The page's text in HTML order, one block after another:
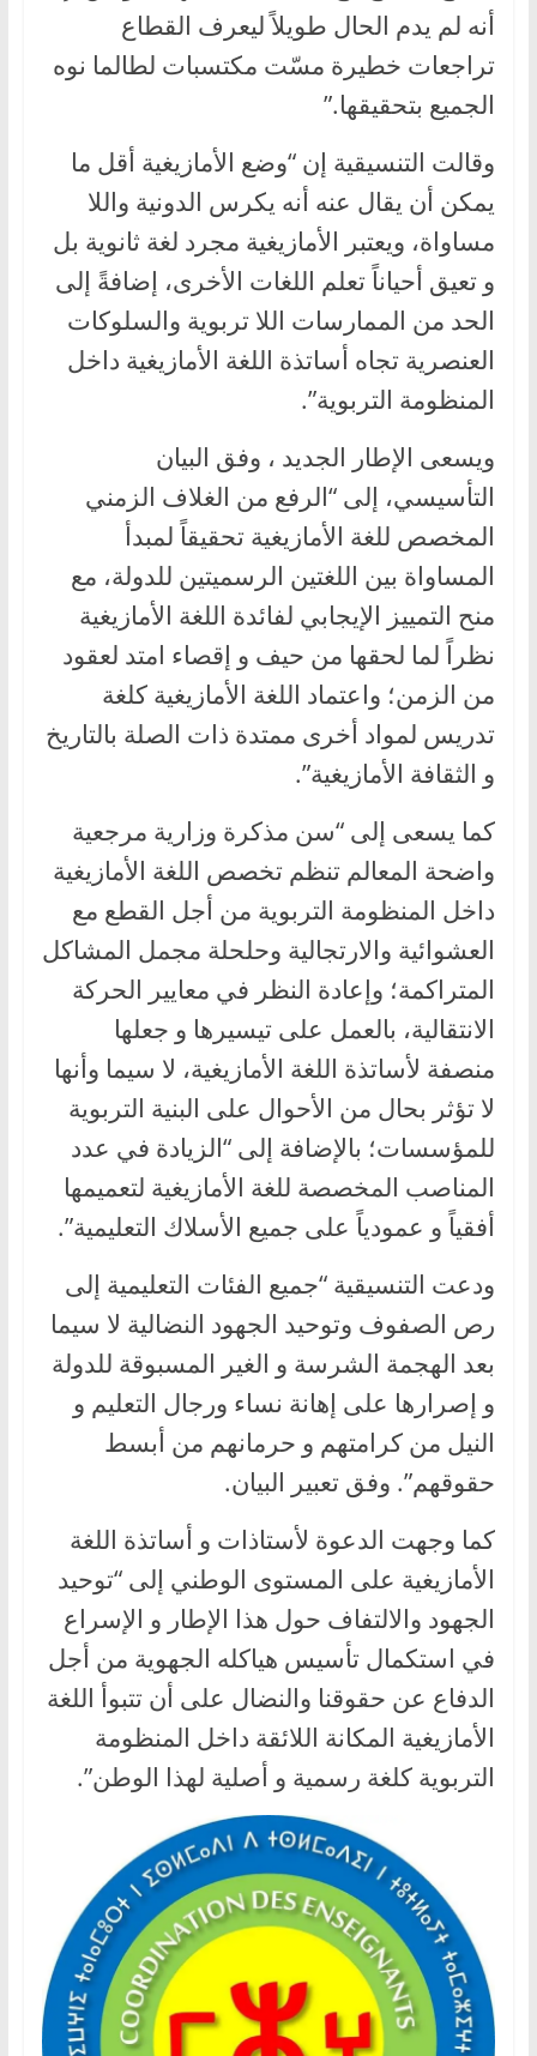
أنه لم يدم الحال طويلاً ليعرف القطاع
تراجعات خطيرة مسّت مكتسبات لطالما نوه
الجميع بتحقيقها.”
وقالت التنسيقية إن “وضع الأمازيغية أقل ما
يمكن أن يقال عنه أنه يكرس الدونية واللا
مساواة، ويعتبر الأمازيغية مجرد لغة ثانوية بل
و تعيق أحياناً تعلم اللغات الأخرى، إضافةً إلى
الحد من الممارسات اللا تربوية والسلوكات
العنصرية تجاه أساتذة اللغة الأمازيغية داخل
المنظومة التربوية”.
ويسعى الإطار الجديد ، وفق البيان
التأسيسي، إلى “الرفع من الغلاف الزمني
المخصص للغة الأمازيغية تحقيقاً لمبدأ
المساواة بين اللغتين الرسميتين للدولة، مع
منح التمييز الإيجابي لفائدة اللغة الأمازيغية
نظراً لما لحقها من حيف و إقصاء امتد لعقود
من الزمن؛ واعتماد اللغة الأمازيغية كلغة
تدريس لمواد أخرى ممتدة ذات الصلة بالتاريخ
و الثقافة الأمازيغية”.
كما يسعى إلى “سن مذكرة وزارية مرجعية
واضحة المعالم تنظم تخصص اللغة الأمازيغية
داخل المنظومة التربوية من أجل القطع مع
العشوائية والارتجالية وحلحلة مجمل المشاكل
المتراكمة؛ وإعادة النظر في معايير الحركة
الانتقالية، بالعمل على تيسيرها و جعلها
منصفة لأساتذة اللغة الأمازيغية، لا سيما وأنها
لا تؤثر بحال من الأحوال على البنية التربوية
للمؤسسات؛ بالإضافة إلى “الزيادة في عدد
المناصب المخصصة للغة الأمازيغية لتعميمها
أفقياً و عمودياً على جميع الأسلاك التعليمية”.
ودعت التنسيقية “جميع الفئات التعليمية إلى
رص الصفوف وتوحيد الجهود النضالية لا سيما
بعد الهجمة الشرسة و الغير المسبوقة للدولة
و إصرارها على إهانة نساء ورجال التعليم و
النيل من كرامتهم و حرمانهم من أبسط
حقوقهم”. وفق تعبير البيان.
كما وجهت الدعوة لأستاذات و أساتذة اللغة
الأمازيغية على المستوى الوطني إلى “توحيد
الجهود والالتفاف حول هذا الإطار و الإسراع
في استكمال تأسيس هياكله الجهوية من أجل
الدفاع عن حقوقنا والنضال على أن تتبوأ اللغة
الأمازيغية المكانة اللائقة داخل المنظومة
التربوية كلغة رسمية و أصلية لهذا الوطن”.